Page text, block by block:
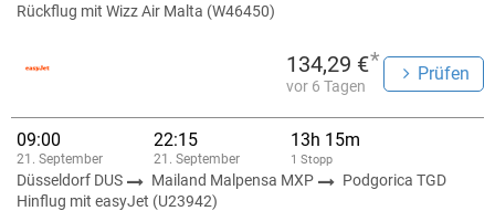
Rückflug mit Wizz Air Malta (W46450)
134,29 €*
vor 6 Tagen
Prüfen
09:00
21. September
22:15
21. September
13h 15m
1 Stopp
Düsseldorf DUS Mailand Malpensa MXP
Podgorica TGD
Hinflug mit easyJet (U23942)